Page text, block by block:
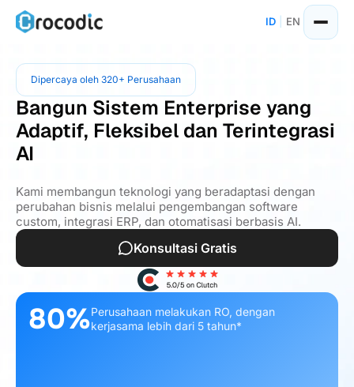
ID EN
Dipercaya oleh 320+ Perusahaan
Bangun Sistem Enterprise yang
Adaptif, Fleksibel dan Terintegrasi
AI
Kami membangun teknologi yang beradaptasi dengan
perubahan bisnis melalui pengembangan software
custom, integrasi ERP, dan otomatisasi berbasis AI.
Konsultasi Gratis
80%Perusahaan melakukan RO, dengan
kerjasama lebih dari 5 tahun*